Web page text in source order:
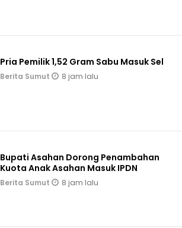
Pria Pemilik 1,52 Gram Sabu Masuk Sel
Berita Sumut 8 jam lalu
Bupati Asahan Dorong Penambahan
Kuota Anak Asahan Masuk IPDN
Berita Sumut 8 jam lalu